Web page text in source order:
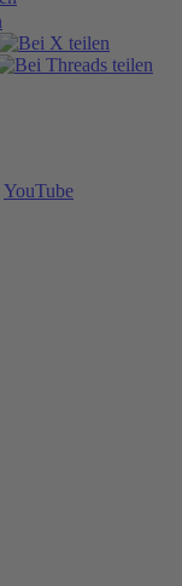
YouTube